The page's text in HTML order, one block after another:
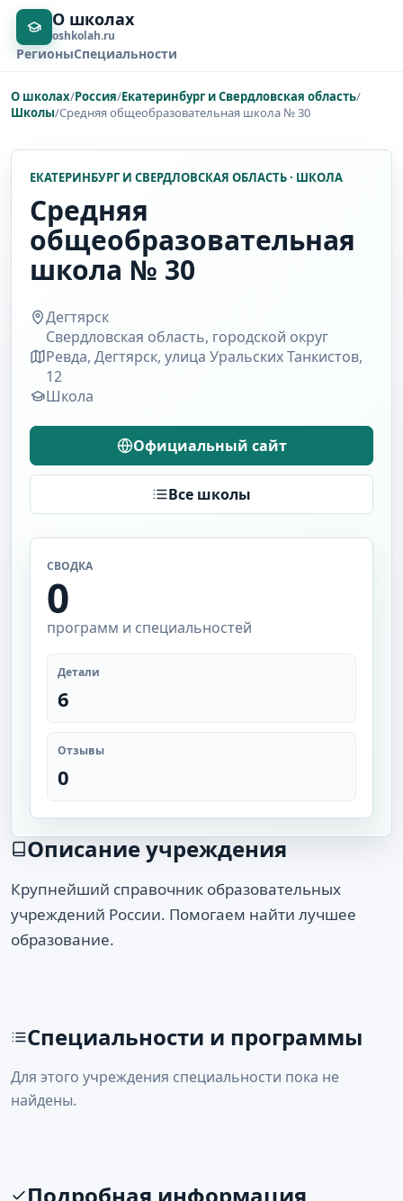
О школах
oshkolah.ru
РегионыСпециальности
О школах/Россия/Екатеринбург и Свердловская область/
Школы/Средняя общеобразовательная школа № 30
ЕКАТЕРИНБУРГ И СВЕРДЛОВСКАЯ ОБЛАСТЬ · ШКОЛА
Средняя
общеобразовательная
школа № 30
Дегтярск
Свердловская область, городской округ
Ревда, Дегтярск, улица Уральских Танкистов,
12
Школа
Официальный сайт
Все школы
СВОДКА
0
программ и специальностей
Детали
6
Отзывы
0
Описание учреждения
Крупнейший справочник образовательных
учреждений России. Помогаем найти лучшее
образование.
Специальности и программы
Для этого учреждения специальности пока не
найдены.
Подробная информация